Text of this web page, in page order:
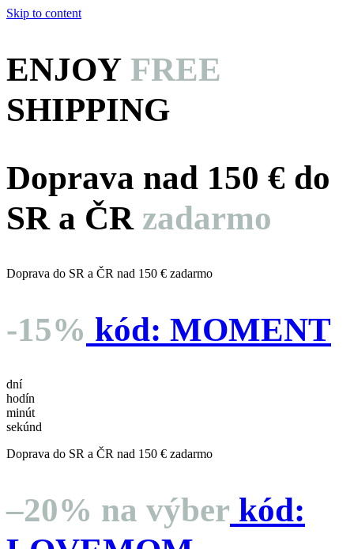
Skip to content
ENJOY FREE
SHIPPING
Doprava nad 150 € do
SR a ČR zadarmo
Doprava do SR a ČR nad 150 € zadarmo
-15% kód: MOMENT
dní
hodín
minút
sekúnd
Doprava do SR a ČR nad 150 € zadarmo
–20% na výber kód: